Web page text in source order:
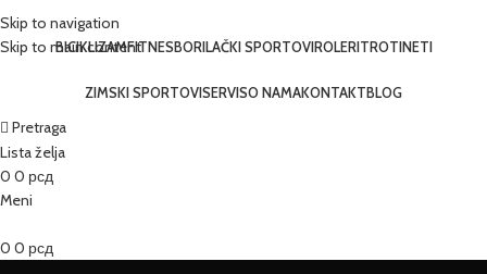
Skip to navigation
Skip to main content
BICIKLIZAMFITNESBORILAČKI SPORTOVIROLERITROTINETI
ZIMSKI SPORTOVISERVISO NAMAKONTAKTBLOG
Pretraga
Lista želja
0 0 рсд
Meni
0 0 рсд